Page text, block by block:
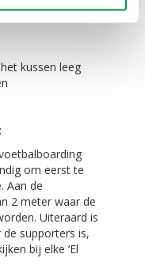
kussen leeg
om eerst te
Aan de
2 meter waar de
Uiteraard is
supporters is,
bij elke ‘El